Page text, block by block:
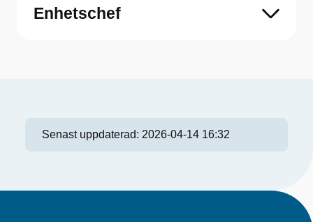
Enhetschef
Senast uppdaterad: 2026-04-14 16:32